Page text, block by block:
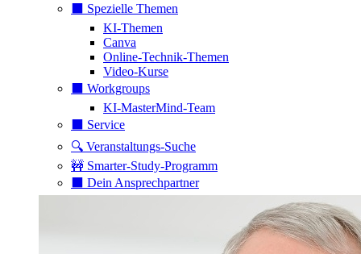
⬛️ Spezielle Themen
KI-Themen
Canva
Online-Technik-Themen
Video-Kurse
⬛️ Workgroups
KI-MasterMind-Team
⬛️ Service
🔍 Veranstaltungs-Suche
🚧 Smarter-Study-Programm
⬛️ Dein Ansprechpartner